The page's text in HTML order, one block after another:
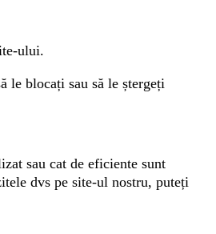
ului.
le blocați sau să le ștergeți
sau cat de eficiente sunt
dvs pe site-ul nostru, puteți